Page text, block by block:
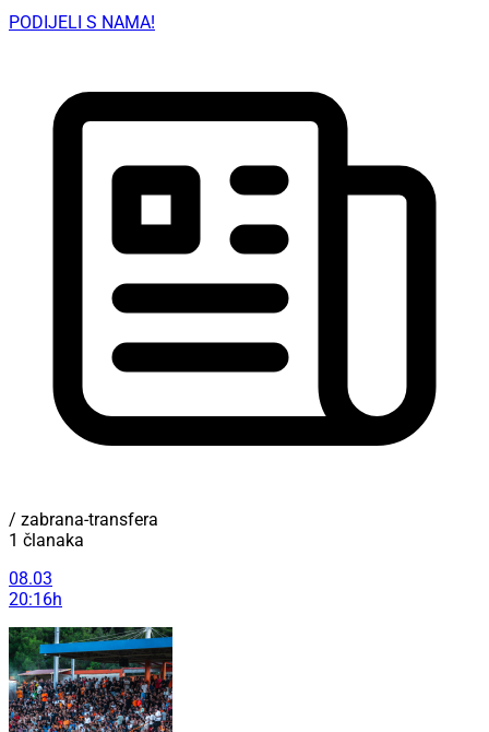
PODIJELI S NAMA!
/ zabrana-transfera
1 članaka
08.03
20:16h